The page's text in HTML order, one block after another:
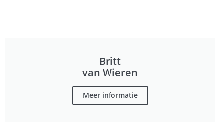
Britt
van Wieren
Meer informatie